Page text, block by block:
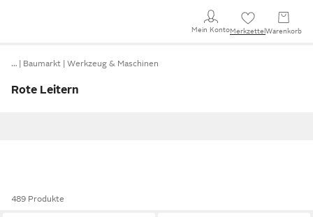
Mein KontoMerkzettel Warenkorb
… Baumarkt Werkzeug & Maschinen
Rote Leitern
489 Produkte